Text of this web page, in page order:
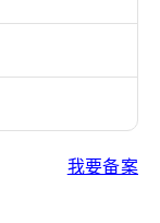
我要备案